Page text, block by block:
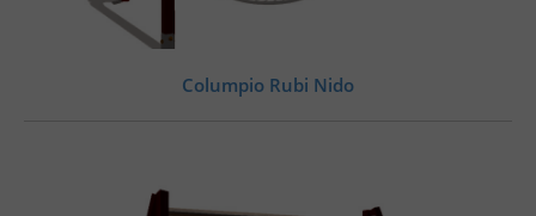
Columpio Rubi Nido